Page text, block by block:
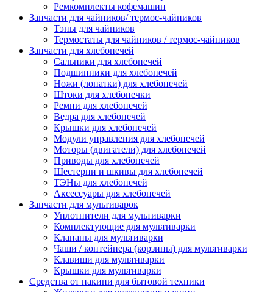
Ремкомплекты кофемашин
Запчасти для чайников/ термос-чайников
Тэны для чайников
Термостаты для чайников / термос-чайников
Запчасти для хлебопечей
Сальники для хлебопечей
Подшипники для хлебопечей
Ножи (лопатки) для хлебопечей
Штоки для хлебопечки
Ремни для хлебопечей
Ведра для хлебопечей
Крышки для хлебопечей
Модули управления для хлебопечей
Моторы (двигатели) для хлебопечей
Приводы для хлебопечей
Шестерни и шкивы для хлебопечей
ТЭНы для хлебопечей
Аксессуары для хлебопечей
Запчасти для мультиварок
Уплотнители для мультиварки
Комплектующие для мультиварки
Клапаны для мультиварки
Чаши / контейнера (корзины) для мультиварки
Клавиши для мультиварки
Крышки для мультиварки
Средства от накипи для бытовой техники